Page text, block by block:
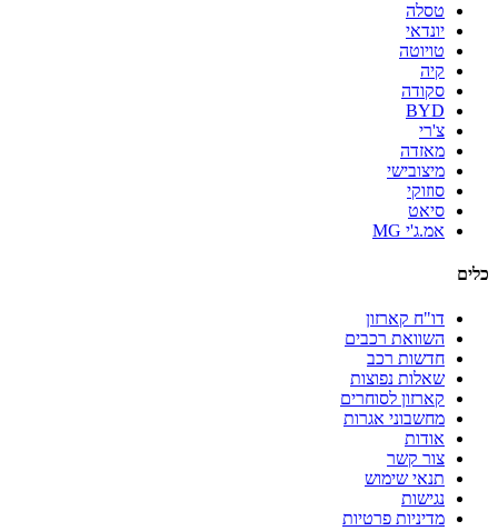
טסלה
יונדאי
טויוטה
קיה
סקודה
BYD
צ'רי
מאזדה
מיצובישי
סוזוקי
סיאט
אמ.ג'י MG
כלים
דו"ח קארזון
השוואת רכבים
חדשות רכב
שאלות נפוצות
קארזון לסוחרים
מחשבוני אגרות
אודות
צור קשר
תנאי שימוש
נגישות
מדיניות פרטיות